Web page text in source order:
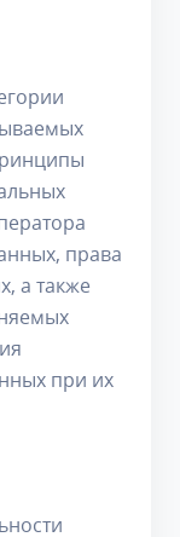
права
а также
при их